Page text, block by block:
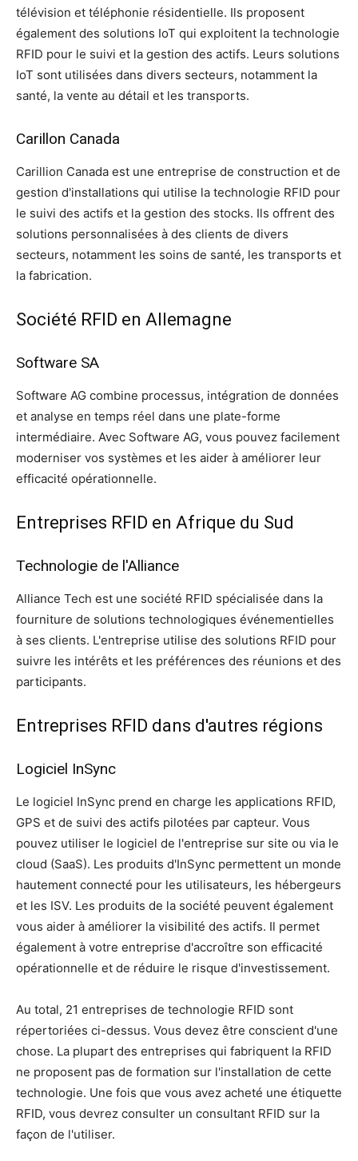
télévision et téléphonie résidentielle. Ils proposent
également des solutions IoT qui exploitent la technologie
RFID pour le suivi et la gestion des actifs. Leurs solutions
IoT sont utilisées dans divers secteurs, notamment la
santé, la vente au détail et les transports.
Carillon Canada
Carillion Canada est une entreprise de construction et de
gestion d'installations qui utilise la technologie RFID pour
le suivi des actifs et la gestion des stocks. Ils offrent des
solutions personnalisées à des clients de divers
secteurs, notamment les soins de santé, les transports et
la fabrication.
Société RFID en Allemagne
Software SA
Software AG combine processus, intégration de données
et analyse en temps réel dans une plate-forme
intermédiaire. Avec Software AG, vous pouvez facilement
moderniser vos systèmes et les aider à améliorer leur
efficacité opérationnelle.
Entreprises RFID en Afrique du Sud
Technologie de l'Alliance
Alliance Tech est une société RFID spécialisée dans la
fourniture de solutions technologiques événementielles
à ses clients. L'entreprise utilise des solutions RFID pour
suivre les intérêts et les préférences des réunions et des
participants.
Entreprises RFID dans d'autres régions
Logiciel InSync
Le logiciel InSync prend en charge les applications RFID,
GPS et de suivi des actifs pilotées par capteur. Vous
pouvez utiliser le logiciel de l'entreprise sur site ou via le
cloud (SaaS). Les produits d'InSync permettent un monde
hautement connecté pour les utilisateurs, les hébergeurs
et les ISV. Les produits de la société peuvent également
vous aider à améliorer la visibilité des actifs. Il permet
également à votre entreprise d'accroître son efficacité
opérationnelle et de réduire le risque d'investissement.
Au total, 21 entreprises de technologie RFID sont
répertoriées ci-dessus. Vous devez être conscient d'une
chose. La plupart des entreprises qui fabriquent la RFID
ne proposent pas de formation sur l'installation de cette
technologie. Une fois que vous avez acheté une étiquette
RFID, vous devrez consulter un consultant RFID sur la
façon de l'utiliser.